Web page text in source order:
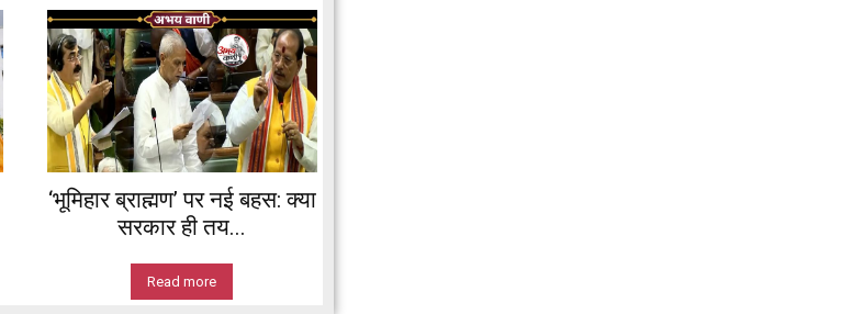
‘भूमिहार ब्राह्मण’ पर नई बहस: क्या
सरकार ही तय...
Read more